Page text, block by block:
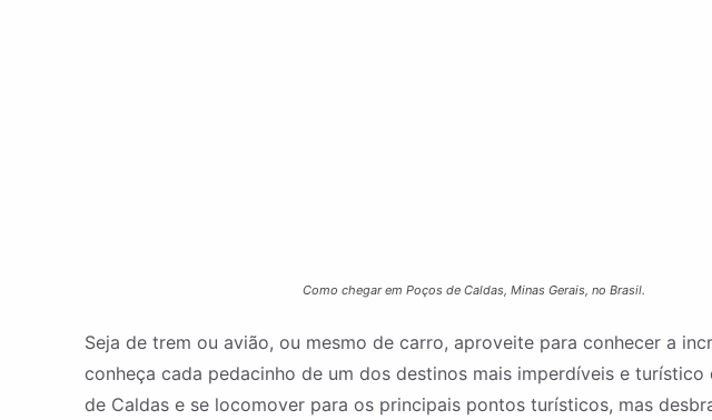
Como chegar em Poços de Caldas, Minas Gerais, no Brasil.
Seja de trem ou avião, ou mesmo de carro, aproveite para conhecer a
conheça cada pedacinho de um dos destinos mais imperdíveis e
de Caldas e se locomover para os principais pontos turísticos, mas